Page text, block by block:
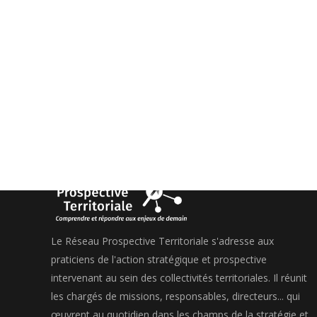
Le Réseau Prospective Territoriale s'adresse aux
praticiens de l'action stratégique et prospective
intervenant au sein des collectivités territoriales. Il réunit
les chargés de missions, responsables, directeurs... qui